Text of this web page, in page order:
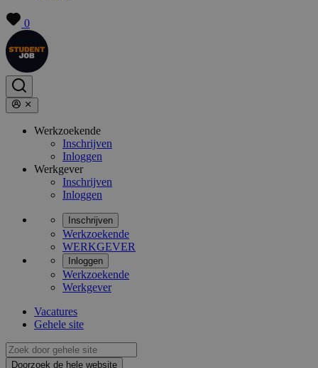
0
Werkzoekende
Inschrijven
Inloggen
Werkgever
Inschrijven
Inloggen
Inschrijven
Werkzoekende
WERKGEVER
Inloggen
Werkzoekende
Werkgever
Vacatures
Gehele site